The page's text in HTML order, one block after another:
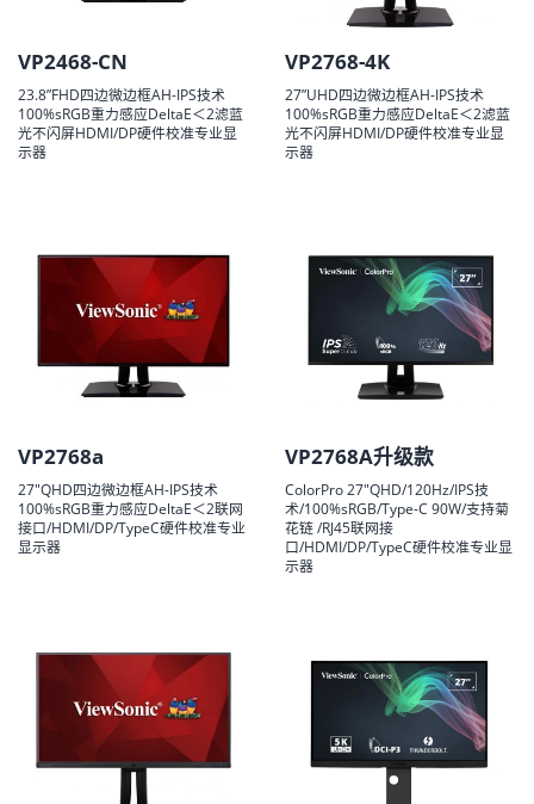
VP2468-CN
23.8”FHD四边微边框AH-IPS技术
100%sRGB重力感应DeltaE＜2滤蓝
光不闪屏HDMI/DP硬件校准专业显
示器
VP2768-4K
27”UHD四边微边框AH-IPS技术
100%sRGB重力感应DeltaE＜2滤蓝
光不闪屏HDMI/DP硬件校准专业显
示器
VP2768a
27"QHD四边微边框AH-IPS技术
100%sRGB重力感应DeltaE＜2联网
接口/HDMI/DP/TypeC硬件校准专业
显示器
VP2768A升级款
ColorPro 27"QHD/120Hz/IPS技
术/100%sRGB/Type-C 90W/支持菊
花链 /RJ45联网接
口/HDMI/DP/TypeC硬件校准专业显
示器